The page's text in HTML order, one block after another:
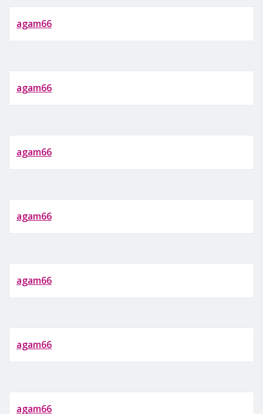
agam66
agam66
agam66
agam66
agam66
agam66
agam66